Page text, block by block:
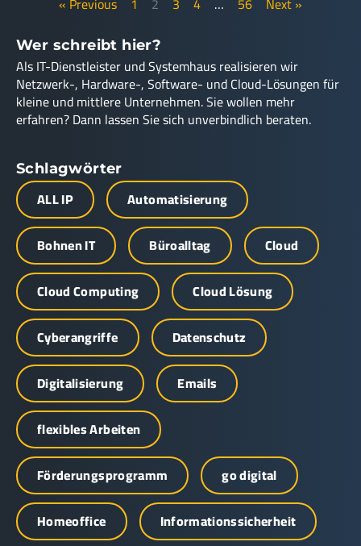
Wer schreibt hier?
Als IT-Dienstleister und Systemhaus realisieren wir
Netzwerk-, Hardware-, Software- und Cloud-Lösungen für
kleine und mittlere Unternehmen. Sie wollen mehr
erfahren? Dann lassen Sie sich unverbindlich beraten.
Schlagwörter
ALL IP
Automatisierung
Bohnen IT
Büroalltag
Cloud
Cloud Computing
Cloud Lösung
Cyberangriffe
Datenschutz
Digitalisierung
Emails
flexibles Arbeiten
Förderungsprogramm
go digital
Homeoffice
Informationssicherheit